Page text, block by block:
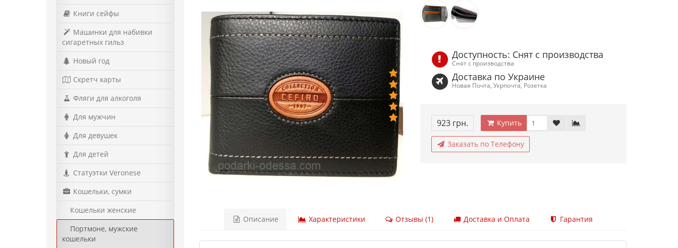
Книги сейфы
Машинки для набивки
сигаретных гильз
Новый год
Скретч карты
Фляги для алкоголя
Для мужчин
Для девушек
Для детей
Статуэтки Veronese
Кошельки, сумки
Кошельки женские
Портмоне, мужские
кошельки
Доступность: Снят с производства
Снят с производства
Доставка по Украине
Новая Почта, Укрпочта, Розетка
923 грн. Купить
Заказать по Телефону
Описание Характеристики Отзывы (1) Доставка и Оплата Гарантия